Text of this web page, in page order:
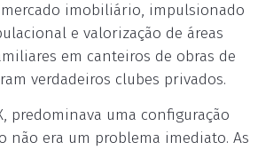
imobiliário, impulsionado
e valorização de áreas
em canteiros de obras de
verdadeiros clubes privados.
predominava uma configuração
era um problema imediato. As